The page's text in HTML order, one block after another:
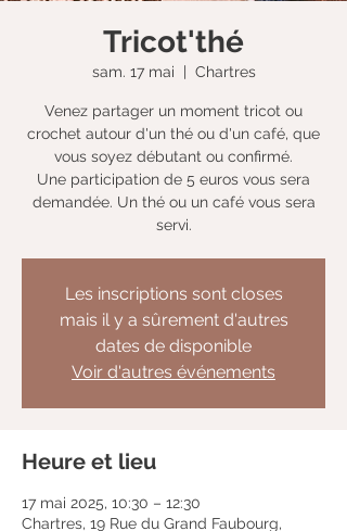
Tricot'thé
sam. 17 mai
  |
Chartres
Venez partager un moment tricot ou
crochet autour d'un thé ou d'un café, que
vous soyez débutant ou confirmé.
Une participation de 5 euros vous sera
demandée. Un thé ou un café vous sera
servi.
Les inscriptions sont closes
mais il y a sûrement d'autres
dates de disponible
Voir d'autres événements
Heure et lieu
17 mai 2025, 10:30 – 12:30
Chartres, 19 Rue du Grand Faubourg,